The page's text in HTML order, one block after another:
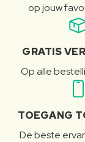
op jouw
GRATIS
Op alle
TOEGANG
De beste